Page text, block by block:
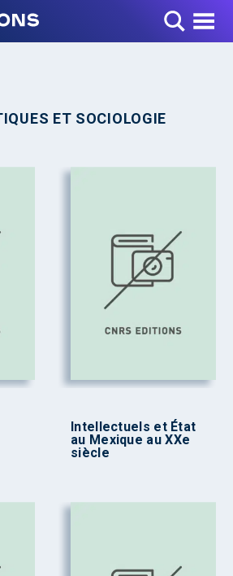
Toggle Menu
ET SOCIOLOGIE
Intellectuels et État
au Mexique au XXe
siècle